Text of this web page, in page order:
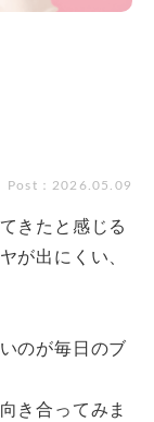
Post：2026.05.09
きたと感じる
が出にくい、
のが毎日のブ
き合ってみま